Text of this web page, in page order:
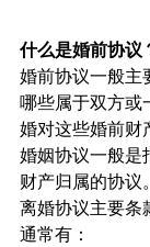
什么是婚前协议
婚前协议一般主
哪些属于双方或
婚对这些婚前财
婚姻协议一般是
财产归属的协议。
离婚协议主要条
通常有：